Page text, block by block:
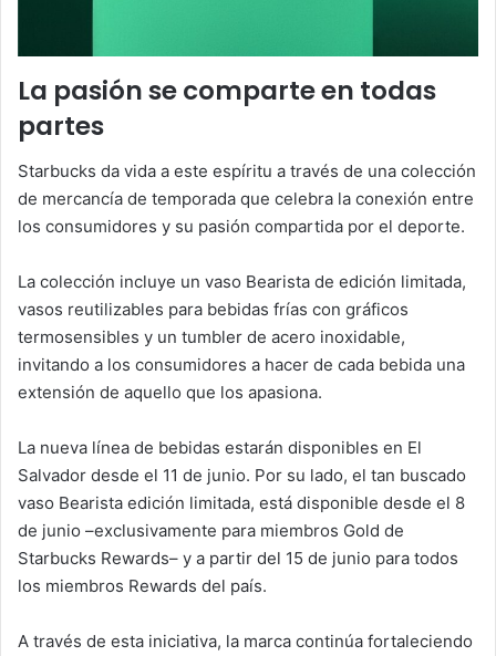
La pasión se comparte en todas
partes
Starbucks da vida a este espíritu a través de una colección
de mercancía de temporada que celebra la conexión entre
los consumidores y su pasión compartida por el deporte.
La colección incluye un vaso Bearista de edición limitada,
vasos reutilizables para bebidas frías con gráficos
termosensibles y un tumbler de acero inoxidable,
invitando a los consumidores a hacer de cada bebida una
extensión de aquello que los apasiona.
La nueva línea de bebidas estarán disponibles en El
Salvador desde el 11 de junio. Por su lado, el tan buscado
vaso Bearista edición limitada, está disponible desde el 8
de junio –exclusivamente para miembros Gold de
Starbucks Rewards– y a partir del 15 de junio para todos
los miembros Rewards del país.
A través de esta iniciativa, la marca continúa fortaleciendo